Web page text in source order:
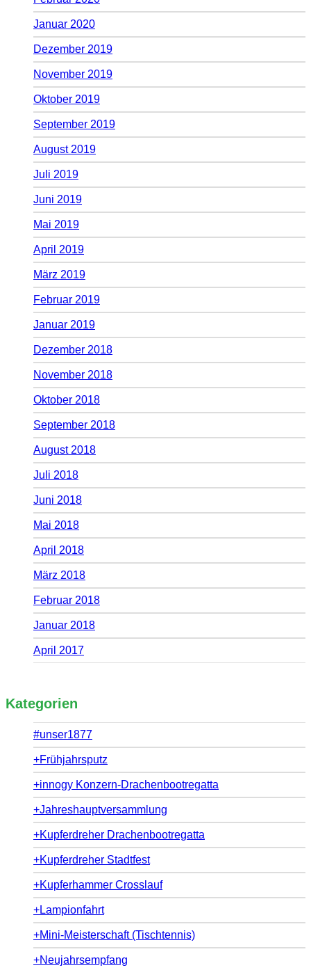
Januar 2020
Dezember 2019
November 2019
Oktober 2019
September 2019
August 2019
Juli 2019
Juni 2019
Mai 2019
April 2019
März 2019
Februar 2019
Januar 2019
Dezember 2018
November 2018
Oktober 2018
September 2018
August 2018
Juli 2018
Juni 2018
Mai 2018
April 2018
März 2018
Februar 2018
Januar 2018
April 2017
Kategorien
#unser1877
+Frühjahrsputz
+innogy Konzern-Drachenbootregatta
+Jahreshauptversammlung
+Kupferdreher Drachenbootregatta
+Kupferdreher Stadtfest
+Kupferhammer Crosslauf
+Lampionfahrt
+Mini-Meisterschaft (Tischtennis)
+Neujahrsempfang